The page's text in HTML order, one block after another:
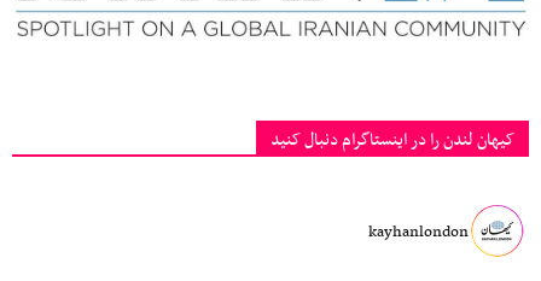
کیهان لندن را در اینستاگرام دنبال کنید
kayhanlondon